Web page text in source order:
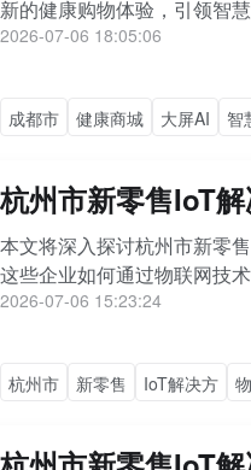
新的健康购物体验，引领智
2026-07-06 18:05:06
成都市 健康商城 大屏AI 智
杭州市新零售IoT
本文将深入探讨杭州市新零
这些企业如何通过物联网技
2026-07-06 15:23:24
杭州市 新零售 IoT解决方